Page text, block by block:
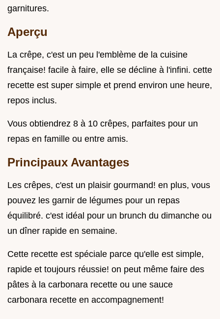
garnitures.
Aperçu
La crêpe, c'est un peu l'emblème de la cuisine
française! facile à faire, elle se décline à l'infini. cette
recette est super simple et prend environ une heure,
repos inclus.
Vous obtiendrez 8 à 10 crêpes, parfaites pour un
repas en famille ou entre amis.
Principaux Avantages
Les crêpes, c'est un plaisir gourmand! en plus, vous
pouvez les garnir de légumes pour un repas
équilibré. c'est idéal pour un brunch du dimanche ou
un dîner rapide en semaine.
Cette recette est spéciale parce qu'elle est simple,
rapide et toujours réussie! on peut même faire des
pâtes à la carbonara recette ou une sauce
carbonara recette en accompagnement!